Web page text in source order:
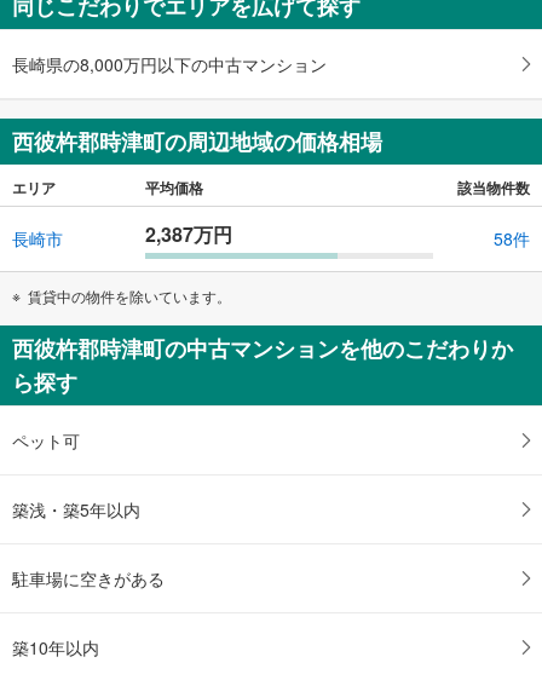
長崎県の8,000万円以下の中古マンション
西彼杵郡時津町の周辺地域の価格相場
エリア 平均価格 該当物件数
長崎市 2,387万円 58件
賃貸中の物件を除いています。
西彼杵郡時津町の中古マンションを他のこだわりか
ら探す
ペット可
築浅・築5年以内
駐車場に空きがある
築10年以内